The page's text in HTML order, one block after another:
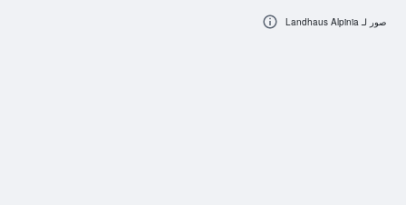
صور لـ Landhaus Alpinia